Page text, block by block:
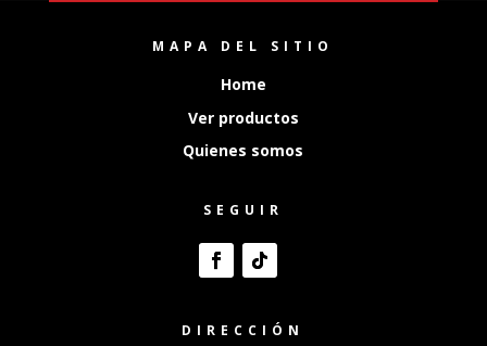
MAPA DEL SITIO
Home
Ver productos
Quienes somos
SEGUIR
DIRECCIÓN